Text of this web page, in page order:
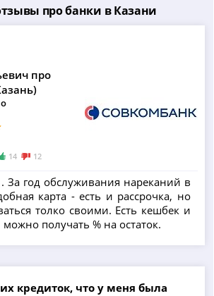
про банки в Казани
про
14 12
За год обслуживания нареканий в
карта - есть и рассрочка, но
толко своими. Есть кешбек и
получать % на остаток.
кредиток, что у меня была